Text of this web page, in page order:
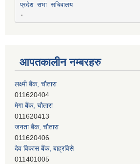
प्रदेश सभा सचिवालय
आपतकालीन नम्बरहरु
लक्ष्मी बैंक, चाैतारा
011620404
मेगा बैंक, चाैतारा
011620413
जनता बैंक, चाैतारा
011620406
देव विकास बैंक, बाह्रविसे
011401005